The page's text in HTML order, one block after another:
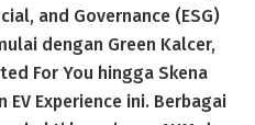
and Governance (ESG)
dengan Green Kalcer,
For You hingga Skena
Experience ini. Berbagai